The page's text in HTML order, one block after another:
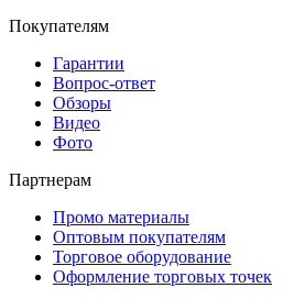
Покупателям
Гарантии
Вопрос-ответ
Обзоры
Видео
Фото
Партнерам
Промо материалы
Оптовым покупателям
Торговое оборудование
Оформление торговых точек